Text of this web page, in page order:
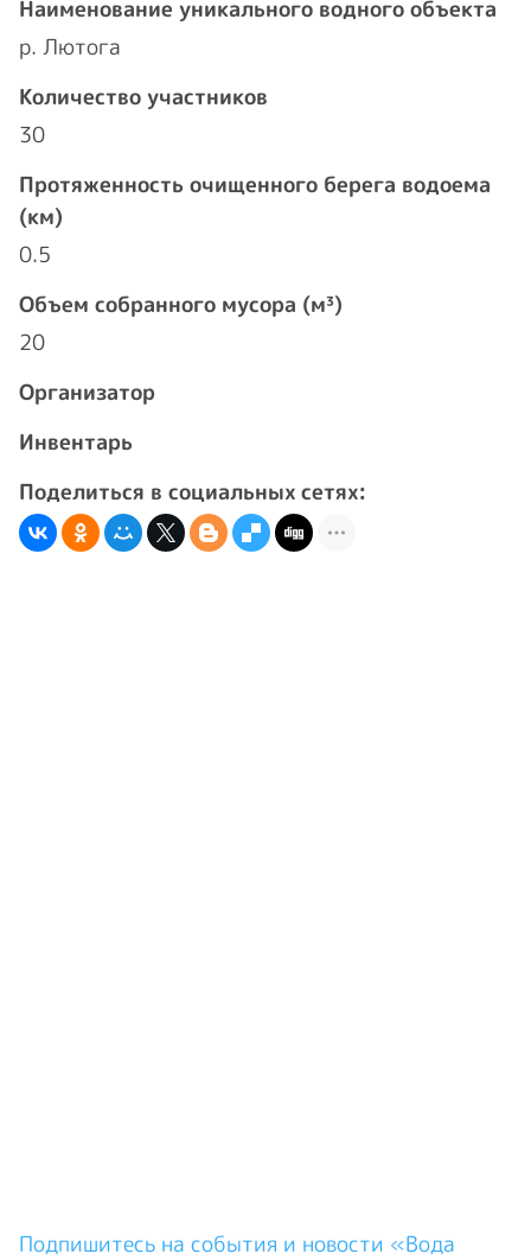
Наименование уникального водного объекта
р. Лютога
Количество участников
30
Протяженность очищенного берега водоема
(км)
0.5
Объем собранного мусора (м³)
20
Организатор
Инвентарь
Поделиться в социальных сетях:
Подпишитесь на события и новости «Вода